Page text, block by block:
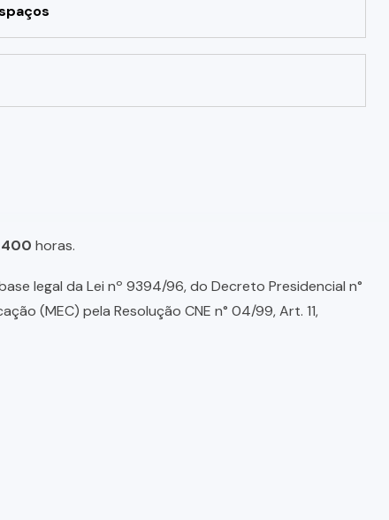
400 horas.
legal da Lei nº 9394/96, do Decreto Presidencial n°
(MEC) pela Resolução CNE n° 04/99, Art. 11,